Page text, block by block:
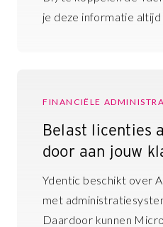
je deze informatie altijd
FINANCIËLE
Belast licenties
door aan jouw
Ydentic beschikt over
met
Daardoor kunnen